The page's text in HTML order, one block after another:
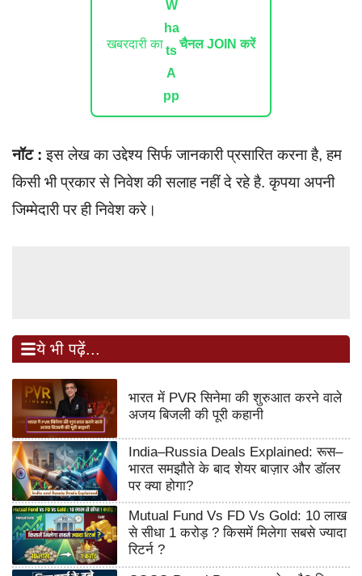
खबरदारी का चैनल JOIN करें
नॉट :इस लेख का उद्देश्य सिर्फ जानकारी प्रसारित करना है, हम
किसी भी प्रकार से निवेश की सलाह नहीं दे रहे है. कृपया अपनी
जिम्मेदारी पर ही निवेश करे।
ये भी पढ़ें...
भारत में PVR सिनेमा की शुरुआत करने वाले
अजय बिजली की पूरी कहानी
India–Russia Deals Explained: रूस–
भारत समझौते के बाद शेयर बाज़ार और डॉलर
पर क्या होगा?
Mutual Fund Vs FD Vs Gold: 10 लाख
से सीधा 1 करोड़ ? किसमें मिलेगा सबसे ज्यादा
रिटर्न ?